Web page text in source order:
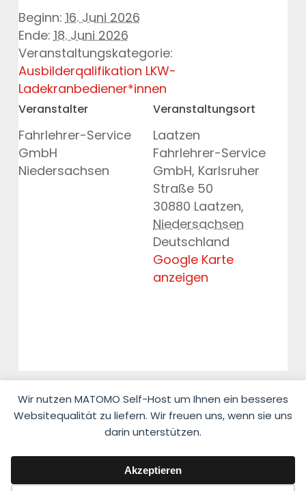
Wir nutzen MATOMO Self-Host um Ihnen ein besseres
Websitequalität zu liefern. Wir freuen uns, wenn sie uns
darin unterstützen.
Akzeptieren
Beginn: 16. Juni 2026
Ende: 18. Juni 2026
Veranstaltungskategorie:
Ausbilderqalifikation LKW-
Ladekranbediener*innen
Veranstaltungsort
Laatzen
Fahrlehrer-Service
GmbH, Karlsruher
Straße 50
30880 Laatzen,
Niedersachsen
Deutschland
Google Karte
anzeigen
Veranstalter
Fahrlehrer-Service
GmbH
Niedersachsen
© 2026 Fahrlehrerverband Niedersachsen e.V.
Impressum·Datenschutzerklärung